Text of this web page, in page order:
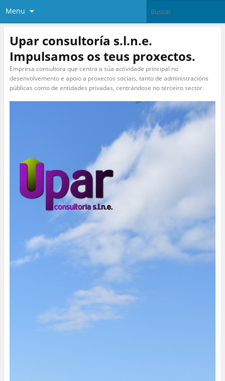
Menu
Upar consultoría s.l.n.e.
Impulsamos os teus proxectos.
Empresa consultora que centra a súa actividade principal no
desenvolvemento e apoio a proxectos sociais, tanto de administracións
públicas como de entidades privadas, centrándose no terceiro sector.